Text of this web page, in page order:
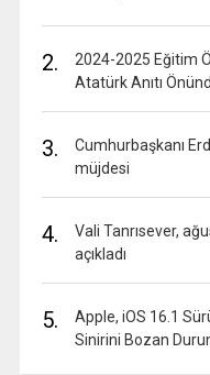
2.
2024-2025 Eğitim
Atatürk Anıtı
3.
Cumhurbaşkanı
müjdesi
4.
Vali Tanrısever,
açıkladı
5.
Apple, iOS 16.1
Sinirini Bozan